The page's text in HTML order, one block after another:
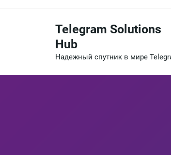
Telegram Solutions
Hub
Надежный спутник в мире